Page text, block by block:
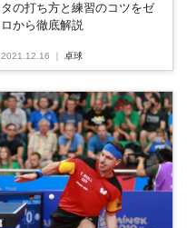
タの打ち方と練習のコツをゼ
ロから徹底解説
2021.12.16 卓球